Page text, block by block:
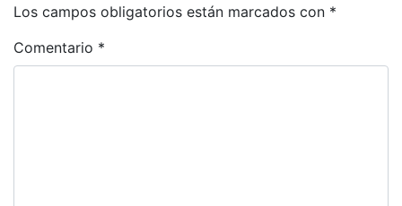
Los campos obligatorios están marcados con *
Comentario *